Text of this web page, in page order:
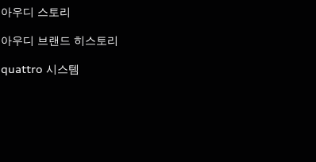
아우디 스토리
아우디 브랜드 히스토리
quattro 시스템